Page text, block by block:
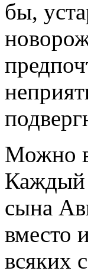
бы,
Можно
Каждый
сына
вместо
всяких